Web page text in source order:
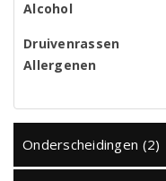
Alcohol
Druivenrassen
Allergenen
Onderscheidingen (2)